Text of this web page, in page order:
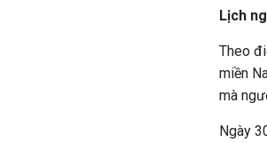
Lịch
Theo
miền
mà
Ngày